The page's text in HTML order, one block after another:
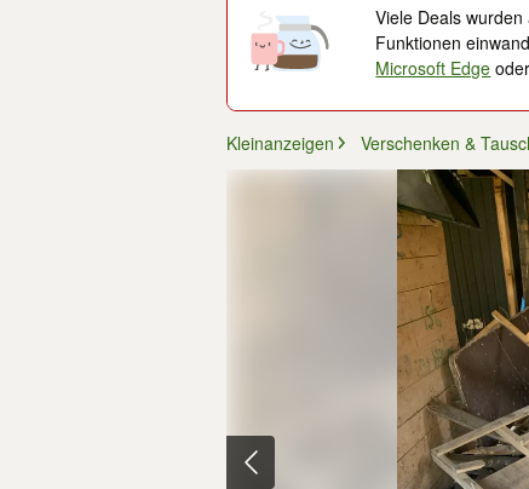
Viele Deals
Funktionen
Microsoft Edge
Kleinanzeigen Verschenken &